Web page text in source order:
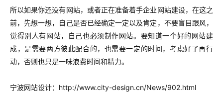
所以如果你还没有网站，或者正在准备着手企业网站建设，在这之
前，先想一想，自己是否已经确定一定以及肯定，不要盲目跟风，
觉得别人有网站，自己也必须制作网站。要知道一个好的网站建
成，是需要两方彼此配合的，也需要一定的时间，考虑好了再行
动，否则也只是一味浪费时间和精力。
宁波网站设计：http://www.city-design.cn/News/902.html